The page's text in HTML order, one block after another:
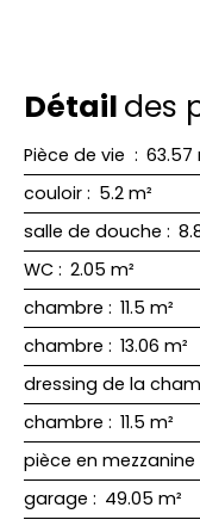
Détail des
Pièce de vie : 63.57
couloir : 5.2 m²
salle de douche :
WC : 2.05 m²
chambre : 11.5 m²
chambre : 13.06 m²
dressing de la
chambre : 11.5 m²
pièce en mezzanine
garage : 49.05 m²